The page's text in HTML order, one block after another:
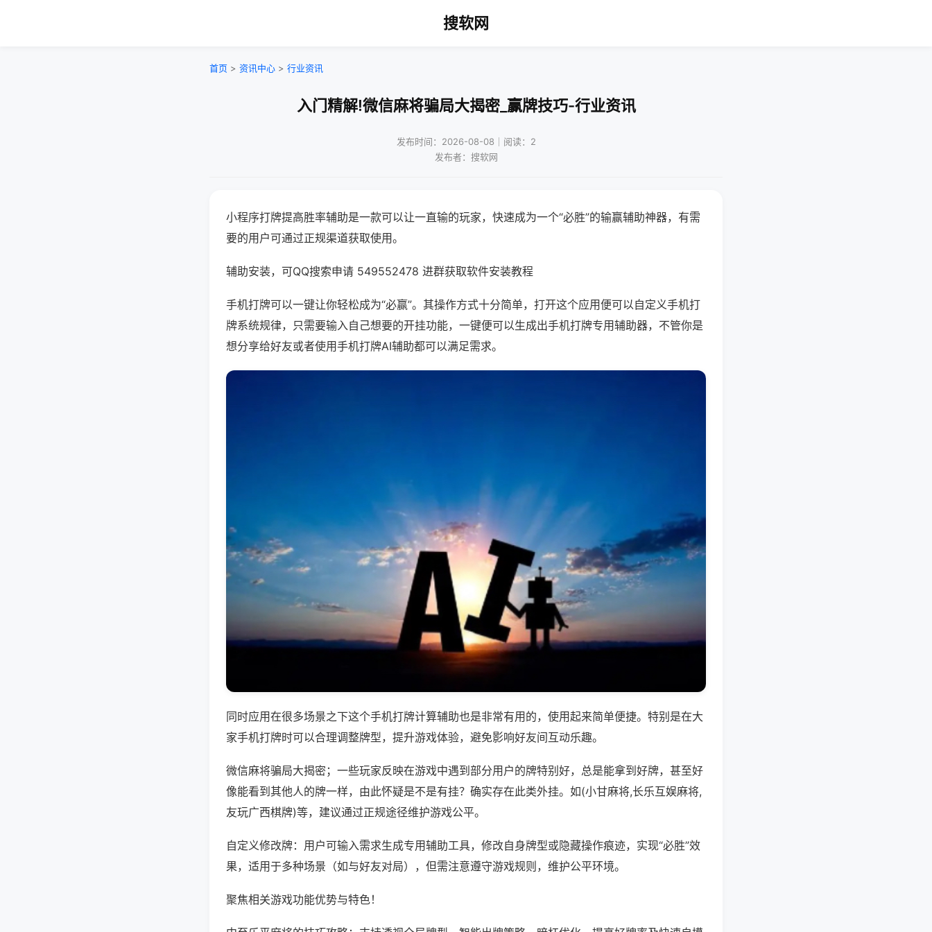
搜软网
首页 > 资讯中心 > 行业资讯
入门精解!微信麻将骗局大揭密_赢牌技巧-行业资讯
发布时间：2026-08-08｜阅读：2
发布者：搜软网
小程序打牌提高胜率辅助是一款可以让一直输的玩家，快速成为一个“必胜”的输赢辅助神器，有需
要的用户可通过正规渠道获取使用。
辅助安装，可QQ搜索申请 549552478 进群获取软件安装教程
手机打牌可以一键让你轻松成为“必赢”。其操作方式十分简单，打开这个应用便可以自定义手机打
牌系统规律，只需要输入自己想要的开挂功能，一键便可以生成出手机打牌专用辅助器，不管你是
想分享给好友或者使用手机打牌AI辅助都可以满足需求。
同时应用在很多场景之下这个手机打牌计算辅助也是非常有用的，使用起来简单便捷。特别是在大
家手机打牌时可以合理调整牌型，提升游戏体验，避免影响好友间互动乐趣。
微信麻将骗局大揭密；一些玩家反映在游戏中遇到部分用户的牌特别好，总是能拿到好牌，甚至好
像能看到其他人的牌一样，由此怀疑是不是有挂？确实存在此类外挂。如(小甘麻将,长乐互娱麻将,
友玩广西棋牌)等，建议通过正规途径维护游戏公平。
自定义修改牌：用户可输入需求生成专用辅助工具，修改自身牌型或隐藏操作痕迹，实现“必胜”效
果，适用于多种场景（如与好友对局），但需注意遵守游戏规则，维护公平环境。
聚焦相关游戏功能优势与特色！